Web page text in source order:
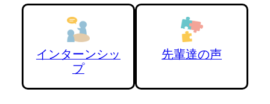
インターンシッ
プ
先輩達の声